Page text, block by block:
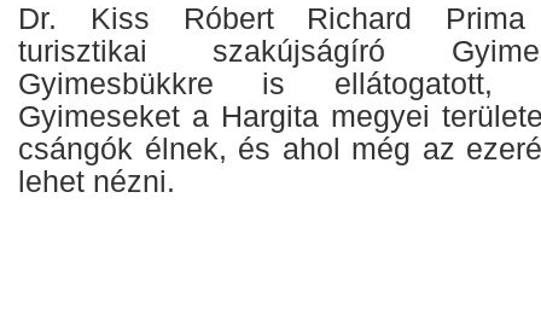
Dr. Kiss Róbert Richard Prima
turisztikai szakújságíró
Gyimesbükkre is ellátogatott,
Gyimeseket a Hargita megyei
csángók élnek, és ahol még az
lehet nézni.